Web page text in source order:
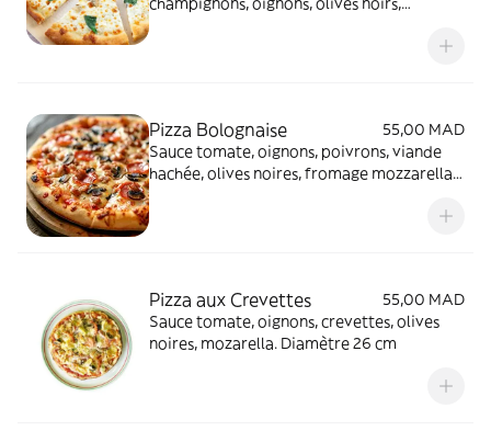
Pizza Bolognaise
55,00 MAD
Sauce tomate, oignons, poivrons, viande
hachée, olives noires, fromage mozzarella.
Pizza aux Crevettes
55,00 MAD
Sauce tomate, oignons, crevettes, olives
noires, mozarella. Diamètre 26 cm